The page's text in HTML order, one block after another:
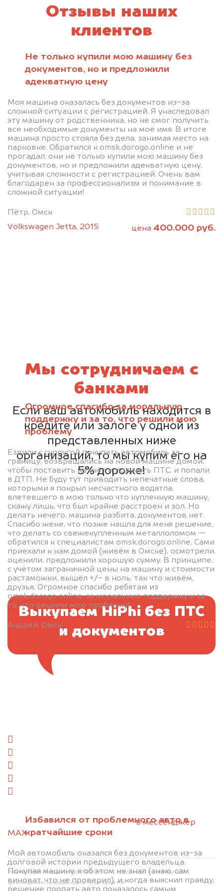
Отзывы наших
клиентов
Не только купили мою машину без
документов, но и предложили
адекватную цену
Моя машина оказалась без документов из-за
сложной ситуации с регистрацией. Я унаследовал
эту машину от родственника, но не смог получить
все необходимые документы на моё имя. В итоге
машина просто стояла без дела, занимая место на
парковке. Обратился к omsk.dorogo.online и не
прогадал: они не только купили мою машину без
документов, но и предложили адекватную цену,
учитывая сложности с регистрацией. Очень вам
благодарен за профессионализм и понимание в
сложной ситуации!
Пётр, Омск
Volkswagen Jetta, 2015
цена 400.000 руб.
Огромное спасибо за моральную
поддержку и за то, что решили мою
проблему
Ездили с супругой покупать автомобиль за
границу, возвращались на новой машине домой,
чтобы поставить на учёт и получить ПТС, и попали
в ДТП. Не буду тут приводить непечатные слова,
которыми я покрыл несчастного водятла,
влетевшего в мою только что купленную машину,
скажу лишь, что был крайне расстроен и зол. Но
делать нечего, машина разбита, документов нет.
Спасибо жене, что позже нашла для меня решение,
что делать со свежекупленным металлоломом —
обратился к специалистам omsk.dorogo.online. Сами
приехали к нам домой (живём в Омске), осмотрели,
оценили, предложили хорошую сумму. В принципе,
с учётом заграничной цены на машину и стоимости
растаможки, вышёл +/- в ноль, так что живём,
друзья. Огромное спасибо ребятам из
omsk.dorogo.online, за моральную поддержку и за
то, что решили мою проблему!
Андрей, Омск
BMW 5 Series G30, 2020
Избавился от проблемного авто в
кратчайшие сроки
Мой автомобиль оказался без документов из-за
долговой истории предыдущего владельца.
Покупая машину, я об этом не знал (знаю, сам
виноват, что не проверил), и когда выяснил правду,
решение продать авто показалось самым
Мы сотрудничаем с
банками
Если ваш автомобиль находится в
кредите или залоге у одной из
представленных ниже
организаций, то мы купим его на
5% дороже!
Выкупаем HiPhi без ПТС
и документов
+79584983298 по WhatsApp*,в мессенджер
MAXили на электронную почту
*принадлежит компании Meta Platforms, Inc., признанной экстремистской
организацией и запрещённой на территории РФ